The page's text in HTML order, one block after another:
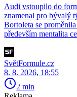
Audi vstoupilo do
znamenal pro bývalý
Bortoleta se
především mentalita
SvětFormule.cz
8. 8. 2026, 18:55
2 min